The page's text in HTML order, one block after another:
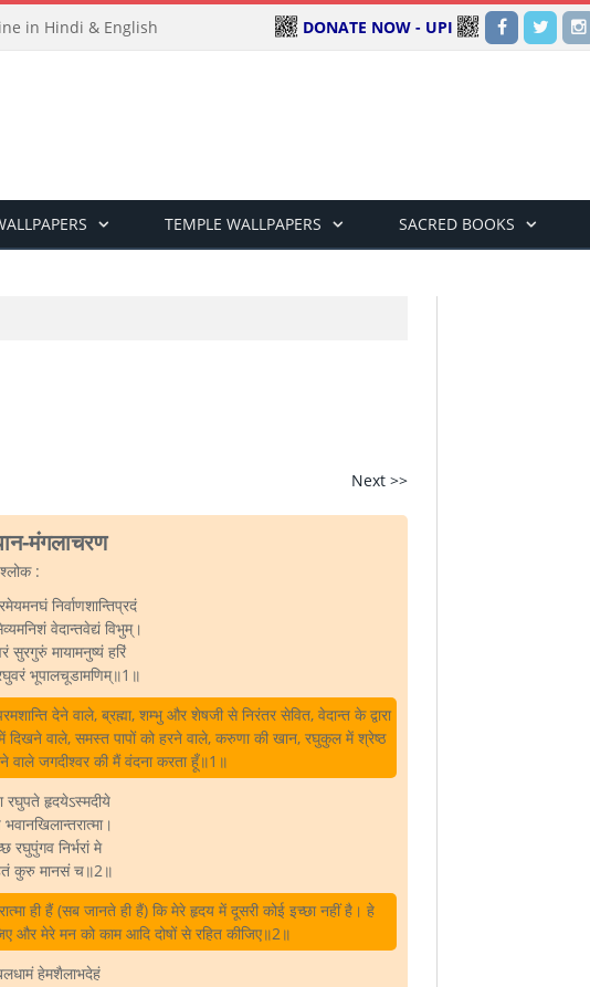
in Hindi & English Facebook
Twitter
DONATE NOW - UPI
TEMPLE WALLPAPERS SACRED BOOKS
Next >>
मंगलाचरण
श्लोक :
निर्वाणशान्तिप्रदं
वेदान्तवेद्यं विभुम्‌।
सुरगुरुं मायामनुष्यं हरिं
भूपालचूडामणिम्‌॥1॥
देने वाले, ब्रह्मा, शम्भु और शेषजी से निरंतर सेवित, वेदान्त के द्वारा
दिखने वाले, समस्त पापों को हरने वाले, करुणा की खान, रघुकुल में श्रेष्ठ
वाले जगदीश्वर की मैं वंदना करता हूँ॥1॥
रघुपते हृदयेऽस्मदीये
रघुपुंगव निर्भरां मे
कुरु मानसं च॥2॥
ही हैं (सब जानते ही हैं) कि मेरे हृदय में दूसरी कोई इच्छा नहीं है। हे
और मेरे मन को काम आदि दोषों से रहित कीजिए॥2॥
हेमशैलाभदेहं